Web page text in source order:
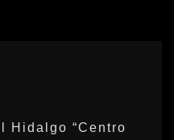
Hidalgo “Centro